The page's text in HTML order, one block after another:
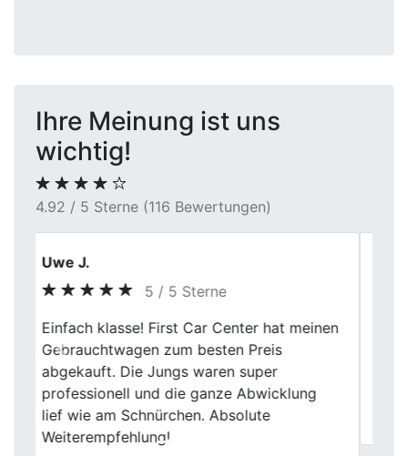
Ihre Meinung ist uns
wichtig!
4.92 / 5 Sterne (116 Bewertungen)
Nicole Brandner
5 / 5 Sterne
Ich war mit dem Service bei First Car
Center in Fröndenberg äußerst zufrieden.
Die Fahrzeugbewertung war
nachvollziehbar und der gesamte Prozess
professionell organisiert.
Previous